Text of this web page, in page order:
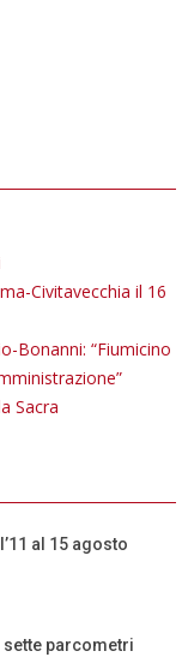
Civitavecchia il 16
Bonanni: “Fiumicino
Sacra
al 15 agosto
parcometri